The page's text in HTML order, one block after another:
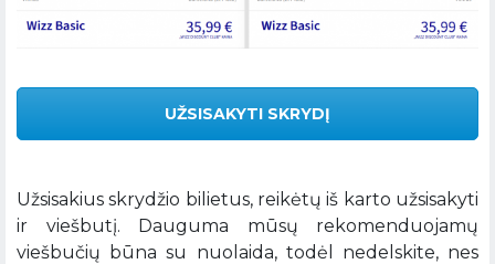
UŽSISAKYTI SKRYDĮ
Užsisakius skrydžio bilietus, reikėtų iš karto užsisakyti
ir viešbutį. Dauguma mūsų rekomenduojamų
viešbučių būna su nuolaida, todėl nedelskite, nes